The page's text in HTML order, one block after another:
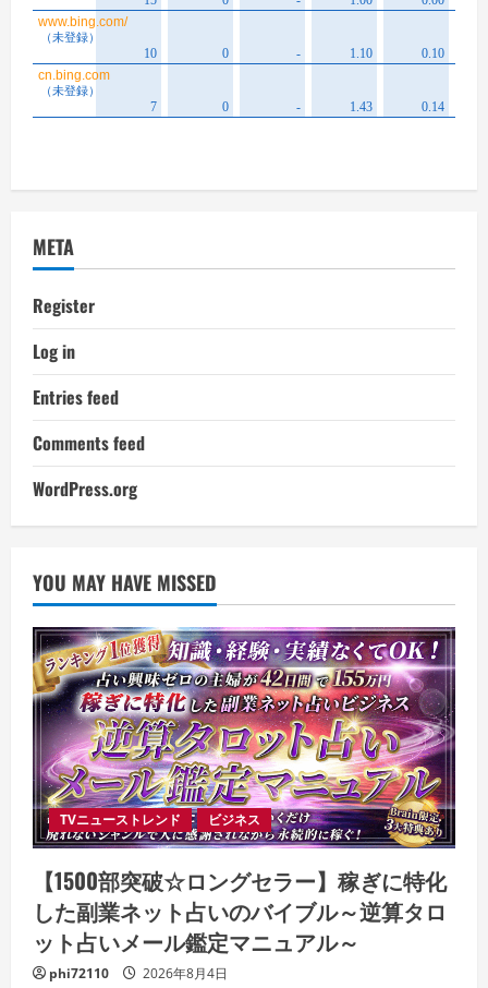
META
Register
Log in
Entries feed
Comments feed
WordPress.org
YOU MAY HAVE MISSED
TVニューストレンド ビジネス
【1500部突破☆ロングセラー】稼ぎに特化
した副業ネット占いのバイブル～逆算タロ
ット占いメール鑑定マニュアル～
phi72110 2026年8月4日